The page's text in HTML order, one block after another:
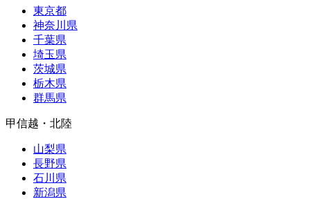
東京都
神奈川県
千葉県
埼玉県
茨城県
栃木県
群馬県
甲信越・北陸
山梨県
長野県
石川県
新潟県